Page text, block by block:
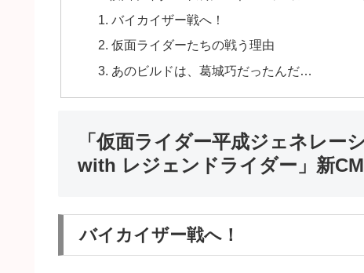
バイカイザー戦へ！
仮面ライダーたちの戦う理由
あのビルドは、葛城巧だったんだ…
「仮面ライダー平成ジェネレ
with レジェンドライダー」新CM
バイカイザー戦へ！